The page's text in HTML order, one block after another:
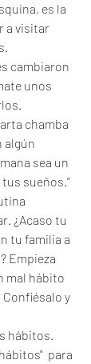
es la
a visitar
cambiaron
unos
chamba
algún
sea un
tus sueños.”
¿Acaso tu
tu familia a
Empieza
mal hábito
y
hábitos.
para